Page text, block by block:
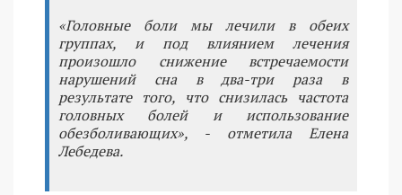
«Головные боли мы лечили в обеих
группах, и под влиянием лечения
произошло снижение встречаемости
нарушений сна в два-три раза в
результате того, что снизилась частота
головных болей и использование
обезболивающих», - отметила Елена
Лебедева.